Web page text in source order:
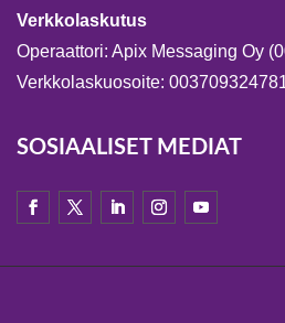
Verkkolaskutus
Operaattori: Apix Messaging Oy
Verkkolaskuosoite:
SOSIAALISET MEDIAT